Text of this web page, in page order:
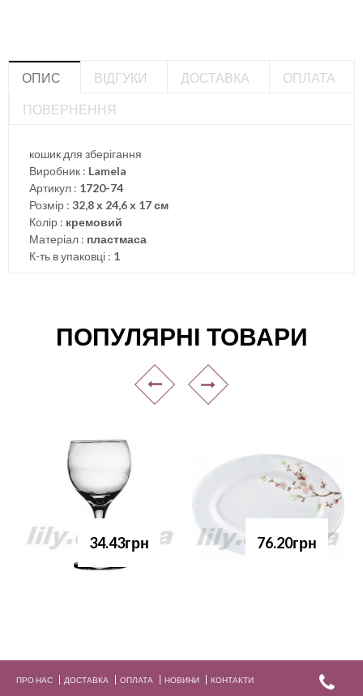
ОПИС ВІДГУКИ ДОСТАВКА
ОПЛАТА
ПОВЕРНЕННЯ
кошик для зберігання
Виробник : Lamela
Артикул : 1720-74
Розмір : 32,8 х 24,6 х 17 см
Колір : кремовий
Матеріал : пластмаса
К-ть в упаковці : 1
ПОПУЛЯРНІ ТОВАРИ
34.43грн 76.20грн
ПРО НАС ДОСТАВКА ОПЛАТА НОВИНИ КОНТАКТИ